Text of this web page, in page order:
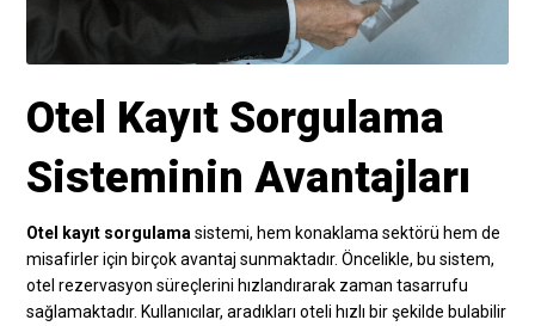
Otel Kayıt Sorgulama
Sisteminin Avantajları
Otel kayıt sorgulama sistemi, hem konaklama sektörü hem de
misafirler için birçok avantaj sunmaktadır. Öncelikle, bu sistem,
otel rezervasyon süreçlerini hızlandırarak zaman tasarrufu
sağlamaktadır. Kullanıcılar, aradıkları oteli hızlı bir şekilde bulabilir